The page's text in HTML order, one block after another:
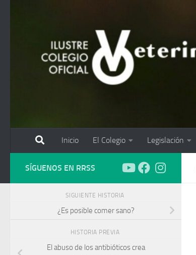
Inicio El Colegio Legislación
SÍGUENOS EN RRSS
SIGUIENTE HISTORIA
¿Es posible comer sano?
HISTORIA PREVIA
El abuso de los antibióticos crea